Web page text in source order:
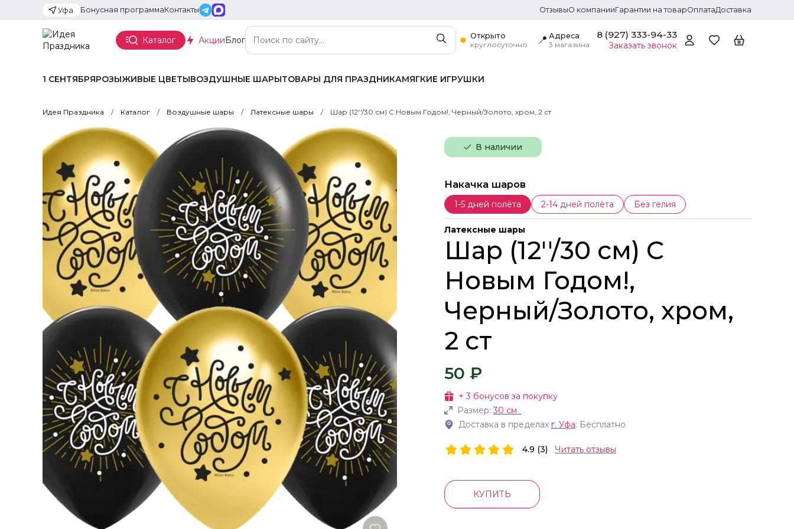
Уфа Бонусная программаКонтакты ОтзывыО компанииГарантии на товарОплатаДоставка
Каталог АкцииБлог
Открыто
круглосуточно
📍 Адреса
3 магазина
8 (927) 333-94-33
Заказать звонок
1 СЕНТЯБРЯРОЗЫЖИВЫЕ ЦВЕТЫВОЗДУШНЫЕ ШАРЫТОВАРЫ ДЛЯ ПРАЗДНИКАМЯГКИЕ ИГРУШКИ
Идея Праздника Каталог Воздушные шары Латексные шары Шар (12''/30 см) С Новым Годом!, Черный/Золото, хром, 2 ст
В наличии
Накачка шаров
1-5 дней полёта 2-14 дней полёта Без гелия
Латексные шары
Шар (12''/30 см) С
Новым Годом!,
Черный/Золото, хром,
2 ст
50 ₽
+3 бонусов за покупку
Размер:30 см
Доставка в пределах г. Уфа: Бесплатно
4.9 (3) Читать отзывы
КУПИТЬ